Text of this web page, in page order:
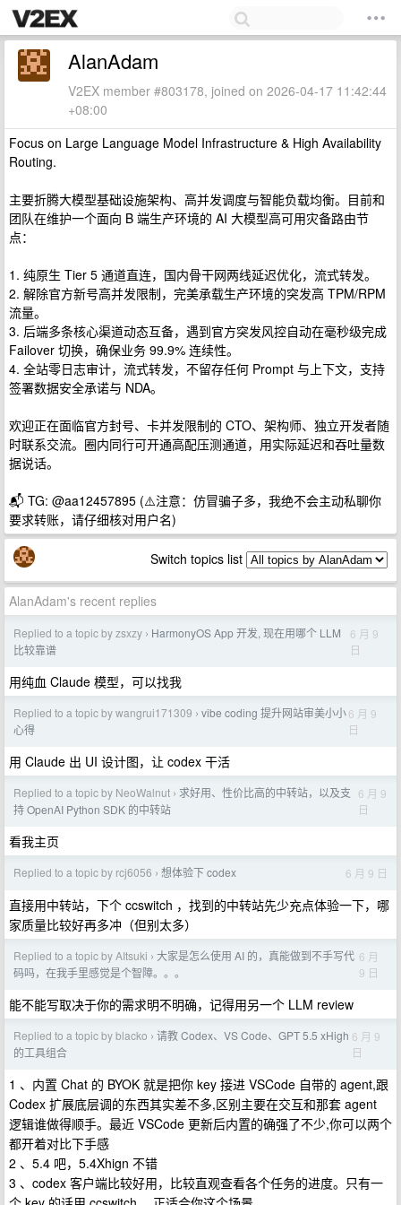
AlanAdam
V2EX member #803178, joined on 2026-04-17 11:42:44
+08:00
Focus on Large Language Model Infrastructure & High Availability
Routing.
主要折腾大模型基础设施架构、高并发调度与智能负载均衡。目前和
团队在维护一个面向 B 端生产环境的 AI 大模型高可用灾备路由节
点：
1. 纯原生 Tier 5 通道直连，国内骨干网两线延迟优化，流式转发。
2. 解除官方新号高并发限制，完美承载生产环境的突发高 TPM/RPM
流量。
3. 后端多条核心渠道动态互备，遇到官方突发风控自动在毫秒级完成
Failover 切换，确保业务 99.9% 连续性。
4. 全站零日志审计，流式转发，不留存任何 Prompt 与上下文，支持
签署数据安全承诺与 NDA。
欢迎正在面临官方封号、卡并发限制的 CTO、架构师、独立开发者随
时联系交流。圈内同行可开通高配压测通道，用实际延迟和吞吐量数
据说话。
📬 TG: @aa12457895 (⚠️注意：仿冒骗子多，我绝不会主动私聊你
要求转账，请仔细核对用户名)
Switch topics list
AlanAdam's recent replies
Replied to a topic by zsxzy › HarmonyOS App 开发, 现在用哪个 LLM
比较靠谱
6 月 9
日
用纯血 Claude 模型，可以找我
Replied to a topic by wangrui171309 › vibe coding 提升网站审美小小
心得
6 月 9
日
用 Claude 出 UI 设计图，让 codex 干活
Replied to a topic by NeoWalnut › 求好用、性价比高的中转站，以及支
持 OpenAI Python SDK 的中转站
6 月 9
日
看我主页
Replied to a topic by rcj6056 › 想体验下 codex 6 月 9 日
直接用中转站，下个 ccswitch ，找到的中转站先少充点体验一下，哪
家质量比较好再多冲（但别太多）
Replied to a topic by AItsuki › 大家是怎么使用 AI 的，真能做到不手写代
码吗，在我手里感觉是个智障。。。
6 月
9 日
能不能写取决于你的需求明不明确，记得用另一个 LLM review
Replied to a topic by blacko › 请教 Codex、VS Code、GPT 5.5 xHigh
的工具组合
6 月 9
日
1 、内置 Chat 的 BYOK 就是把你 key 接进 VSCode 自带的 agent,跟
Codex 扩展底层调的东西其实差不多,区别主要在交互和那套 agent
逻辑谁做得顺手。最近 VSCode 更新后内置的确强了不少,你可以两个
都开着对比下手感
2 、5.4 吧，5.4Xhign 不错
3 、codex 客户端比较好用，比较直观查看各个任务的进度。只有一